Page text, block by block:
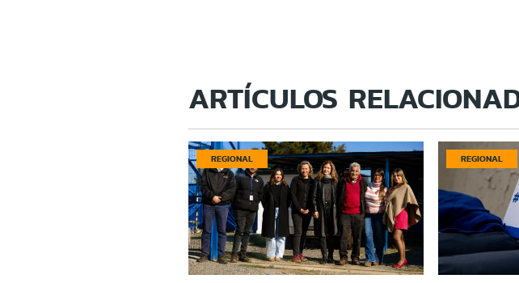
ARTÍCULOS
REGIONAL REGIONAL